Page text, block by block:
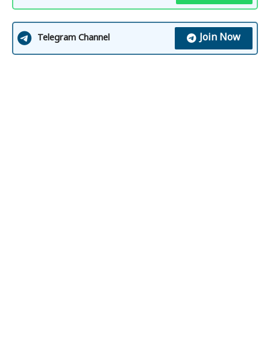
Telegram Channel Join Now